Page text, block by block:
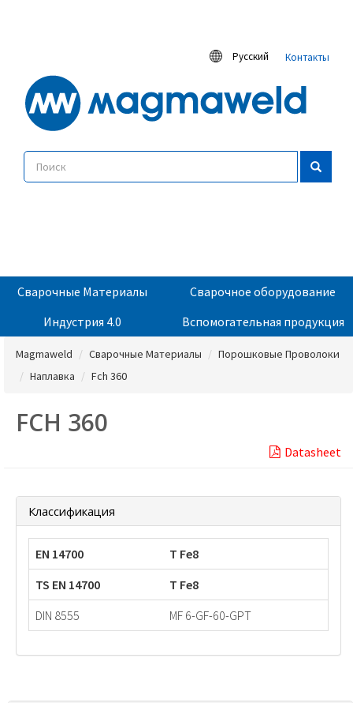
Русский Контакты
Сварочные Материалы
Сварочное оборудование
Индустрия 4.0
Вспомогательная продукция
Magmaweld Сварочные Материалы
Порошковые Проволоки
Наплавка
Fch 360
FCH 360
Datasheet
Классификация
EN 14700
T Fe8
TS EN 14700
T Fe8
DIN 8555
MF 6-GF-60-GPT